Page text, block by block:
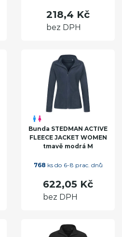
218,4 Kč
bez DPH
Bunda STEDMAN ACTIVE
FLEECE JACKET WOMEN
tmavě modrá M
768 ks do 6-8 prac. dnů
622,05 Kč
bez DPH